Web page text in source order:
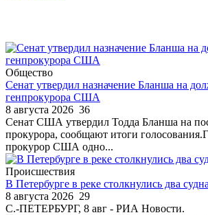
Общество
Сенат утвердил назначение Бланша на
генпрокурора США
8 августа 2026 36
Сенат США утвердил Тодда Бланша на
прокурора, сообщают итоги
прокурор США одно...
Происшествия
В Петербурге в реке столкнулись два судна
8 августа 2026 29
С.-ПЕТЕРБУРГ, 8 авг - РИА Новости.